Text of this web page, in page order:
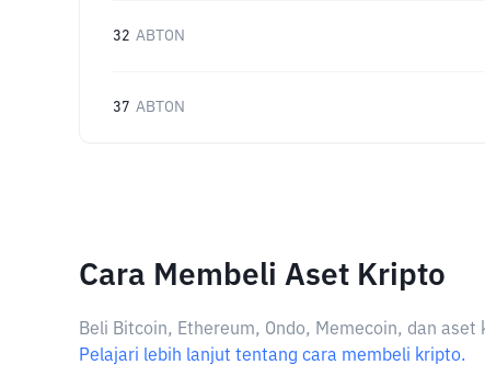
32 ABTON
37 ABTON
Cara Membeli Aset Kripto
Beli Bitcoin, Ethereum, Ondo, Memecoin, dan
Pelajari lebih lanjut tentang cara membeli kripto.